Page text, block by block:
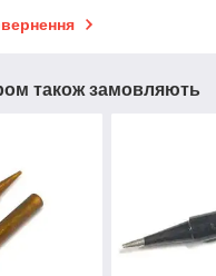
також замовляють